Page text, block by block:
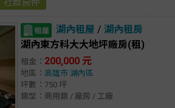
社群房仲
湖內租屋 / 湖內租房
湖內東方科大大地坪廠房(租)
租金： 200,000 元
地區： 高雄市 湖內區
坪數：750 坪
類型：商用類 / 廠房 / 工廠